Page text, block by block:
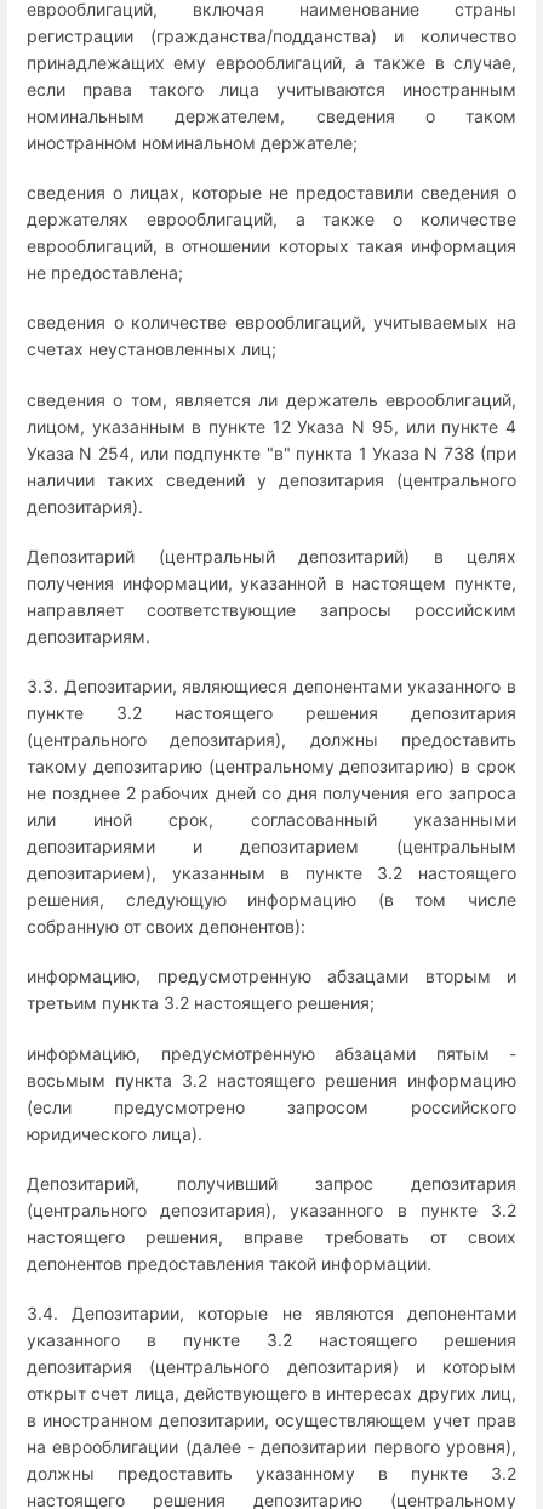
еврооблигаций, включая наименование страны
регистрации (гражданства/подданства) и количество
принадлежащих ему еврооблигаций, а также в случае,
если права такого лица учитываются иностранным
номинальным держателем, сведения о таком
иностранном номинальном держателе;
сведения о лицах, которые не предоставили сведения о
держателях еврооблигаций, а также о количестве
еврооблигаций, в отношении которых такая информация
не предоставлена;
сведения о количестве еврооблигаций, учитываемых на
счетах неустановленных лиц;
сведения о том, является ли держатель еврооблигаций,
лицом, указанным в пункте 12 Указа N 95, или пункте 4
Указа N 254, или подпункте "в" пункта 1 Указа N 738 (при
наличии таких сведений у депозитария (центрального
депозитария).
Депозитарий (центральный депозитарий) в целях
получения информации, указанной в настоящем пункте,
направляет соответствующие запросы российским
депозитариям.
3.3. Депозитарии, являющиеся депонентами указанного в
пункте 3.2 настоящего решения депозитария
(центрального депозитария), должны предоставить
такому депозитарию (центральному депозитарию) в срок
не позднее 2 рабочих дней со дня получения его запроса
или иной срок, согласованный указанными
депозитариями и депозитарием (центральным
депозитарием), указанным в пункте 3.2 настоящего
решения, следующую информацию (в том числе
собранную от своих депонентов):
информацию, предусмотренную абзацами вторым и
третьим пункта 3.2 настоящего решения;
информацию, предусмотренную абзацами пятым -
восьмым пункта 3.2 настоящего решения информацию
(если предусмотрено запросом российского
юридического лица).
Депозитарий, получивший запрос депозитария
(центрального депозитария), указанного в пункте 3.2
настоящего решения, вправе требовать от своих
депонентов предоставления такой информации.
3.4. Депозитарии, которые не являются депонентами
указанного в пункте 3.2 настоящего решения
депозитария (центрального депозитария) и которым
открыт счет лица, действующего в интересах других лиц,
в иностранном депозитарии, осуществляющем учет прав
на еврооблигации (далее - депозитарии первого уровня),
должны предоставить указанному в пункте 3.2
настоящего решения депозитарию (центральному